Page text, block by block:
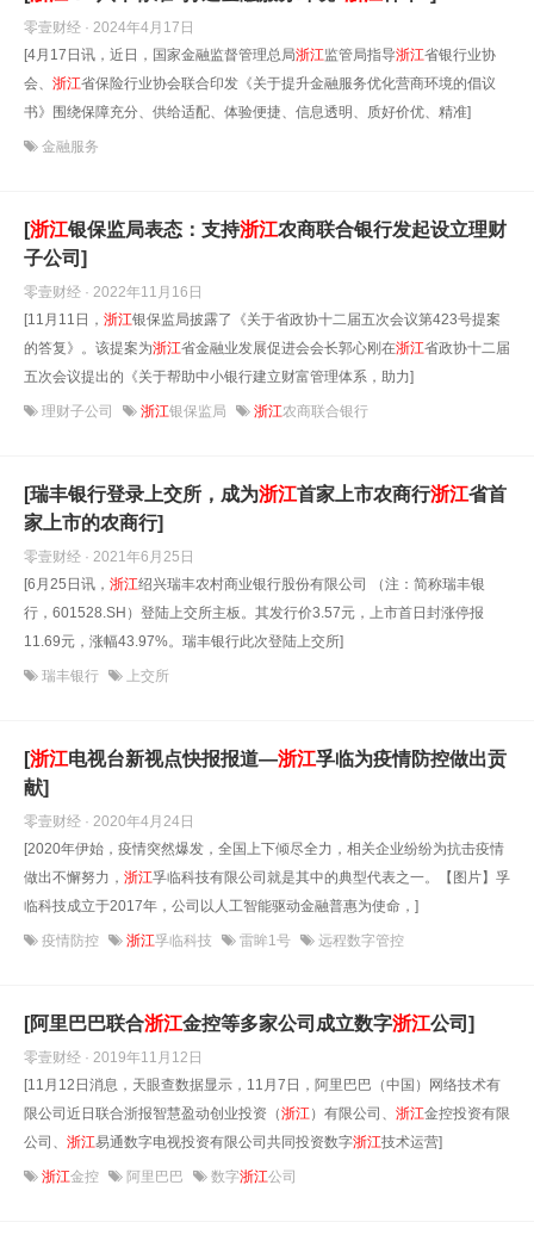
零壹财经 · 2024年4月17日
[4月17日讯，近日，国家金融监督管理总局浙江监管局指导浙江省银行业协
会、 浙江省保险行业协会联合印发《关于提升金融服务优化营商环境的倡议
书》围绕保障充分、供给适配、体验便捷、信息透明、质好价优、精准]
金融服务
[浙江银保监局表态：支持浙江农商联合银行发起设立理财
子公司]
零壹财经 · 2022年11月16日
[11月11日， 浙江银保监局披露了《关于省政协十二届五次会议第423号提案
的答复》。该提案为浙江省金融业发展促进会会长郭心刚在浙江省政协十二届
五次会议提出的《关于帮助中小银行建立财富管理体系，助力]
理财子公司 浙江银保监局 浙江农商联合银行
[瑞丰银行登录上交所，成为浙江首家上市农商行浙江省首
家上市的农商行]
零壹财经 · 2021年6月25日
[6月25日讯， 浙江绍兴瑞丰农村商业银行股份有限公司 （注：简称瑞丰银
行，601528.SH）登陆上交所主板。其发行价3.57元，上市首日封涨停报
11.69元，涨幅43.97%。瑞丰银行此次登陆上交所]
瑞丰银行 上交所
[浙江电视台新视点快报报道—浙江孚临为疫情防控做出贡
献]
零壹财经 · 2020年4月24日
[2020年伊始，疫情突然爆发，全国上下倾尽全力，相关企业纷纷为抗击疫情
做出不懈努力， 浙江孚临科技有限公司就是其中的典型代表之一。【图片】孚
临科技成立于2017年，公司以人工智能驱动金融普惠为使命，]
疫情防控 浙江孚临科技 雷眸1号 远程数字管控
[阿里巴巴联合浙江金控等多家公司成立数字浙江公司]
零壹财经 · 2019年11月12日
[11月12日消息，天眼查数据显示，11月7日，阿里巴巴（中国）网络技术有
限公司近日联合浙报智慧盈动创业投资（浙江）有限公司、 浙江金控投资有限
公司、 浙江易通数字电视投资有限公司共同投资数字浙江技术运营]
浙江金控 阿里巴巴 数字浙江公司